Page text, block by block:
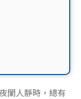
闌人靜時，總有